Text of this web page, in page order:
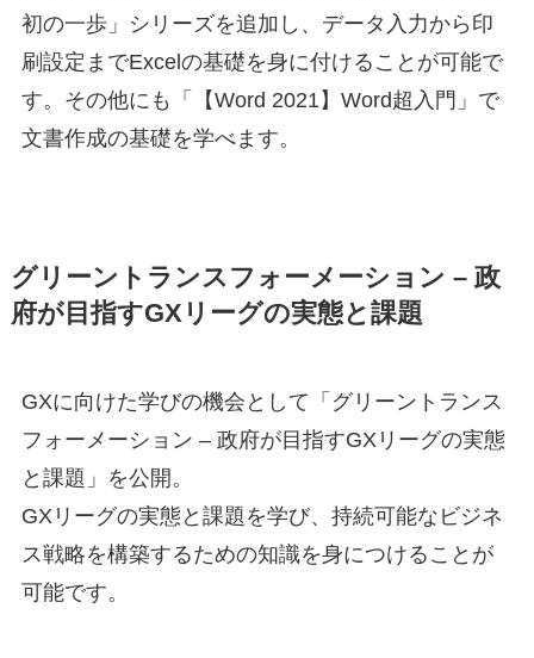
初の一歩」シリーズを追加し、データ入力から印
刷設定までExcelの基礎を身に付けることが可能で
す。その他にも「【Word 2021】Word超入門」で
文書作成の基礎を学べます。
グリーントランスフォーメーション – 政
府が目指すGXリーグの実態と課題
GXに向けた学びの機会として「グリーントランス
フォーメーション – 政府が目指すGXリーグの実態
と課題」を公開。
GXリーグの実態と課題を学び、持続可能なビジネ
ス戦略を構築するための知識を身につけることが
可能です。